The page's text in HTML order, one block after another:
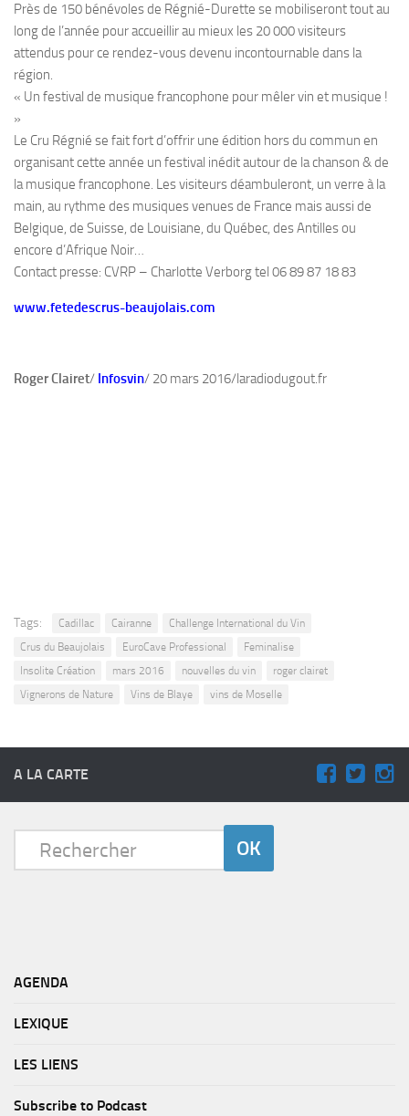
Près de 150 bénévoles de Régnié-Durette se mobiliseront tout au
long de l’année pour accueillir au mieux les 20 000 visiteurs
attendus pour ce rendez-vous devenu incontournable dans la
région.
« Un festival de musique francophone pour mêler vin et musique !
»
Le Cru Régnié se fait fort d’offrir une édition hors du commun en
organisant cette année un festival inédit autour de la chanson & de
la musique francophone. Les visiteurs déambuleront, un verre à la
main, au rythme des musiques venues de France mais aussi de
Belgique, de Suisse, de Louisiane, du Québec, des Antilles ou
encore d’Afrique Noir…
Contact presse: CVRP – Charlotte Verborg tel 06 89 87 18 83
www.fetedescrus-beaujolais.com
Roger Clairet/ Infosvin/ 20 mars 2016/laradiodugout.fr
Tags: Cadillac Cairanne
Challenge International du Vin
Crus du Beaujolais
EuroCave Professional
Feminalise
Insolite Création
mars 2016 nouvelles du vin
roger clairet
Vignerons de Nature
Vins de Blaye vins de Moselle
A LA CARTE
AGENDA
LEXIQUE
LES LIENS
Subscribe to Podcast